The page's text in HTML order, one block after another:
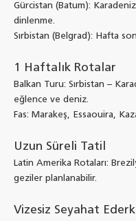
Gürcistan (Batum):
dinlenme.
Sırbistan (Belgrad): Hafta
1 Haftalık Rotalar
Balkan Turu: Sırbistan –
eğlence ve deniz.
Fas: Marakeş, Essaouira,
Uzun Süreli Tatil
Latin Amerika Rotaları:
geziler planlanabilir.
Vizesiz Seyahat